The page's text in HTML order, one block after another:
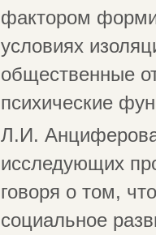
фактором
условиях
общественные
психические
Л.И. Анциферова
исследующих
говоря о том,
социальное